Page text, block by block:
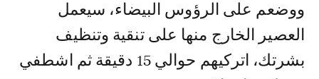
ووضعم على الرؤوس البيضاء، سيعمل
العصير الخارج منها على تنقية وتنظيف
بشرتك، اتركيهم حوالي 15 دقيقة ثم اشطفي